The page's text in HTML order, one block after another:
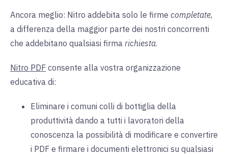
Ancora meglio: Nitro addebita solo le firme completate,
a differenza della maggior parte dei nostri concorrenti
che addebitano qualsiasi firma richiesta.
Nitro PDF consente alla vostra organizzazione
educativa di:
Eliminare i comuni colli di bottiglia della
produttività dando a tutti i lavoratori della
conoscenza la possibilità di modificare e convertire
i PDF e firmare i documenti elettronici su qualsiasi